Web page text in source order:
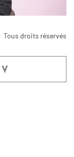
Tous droits réservés